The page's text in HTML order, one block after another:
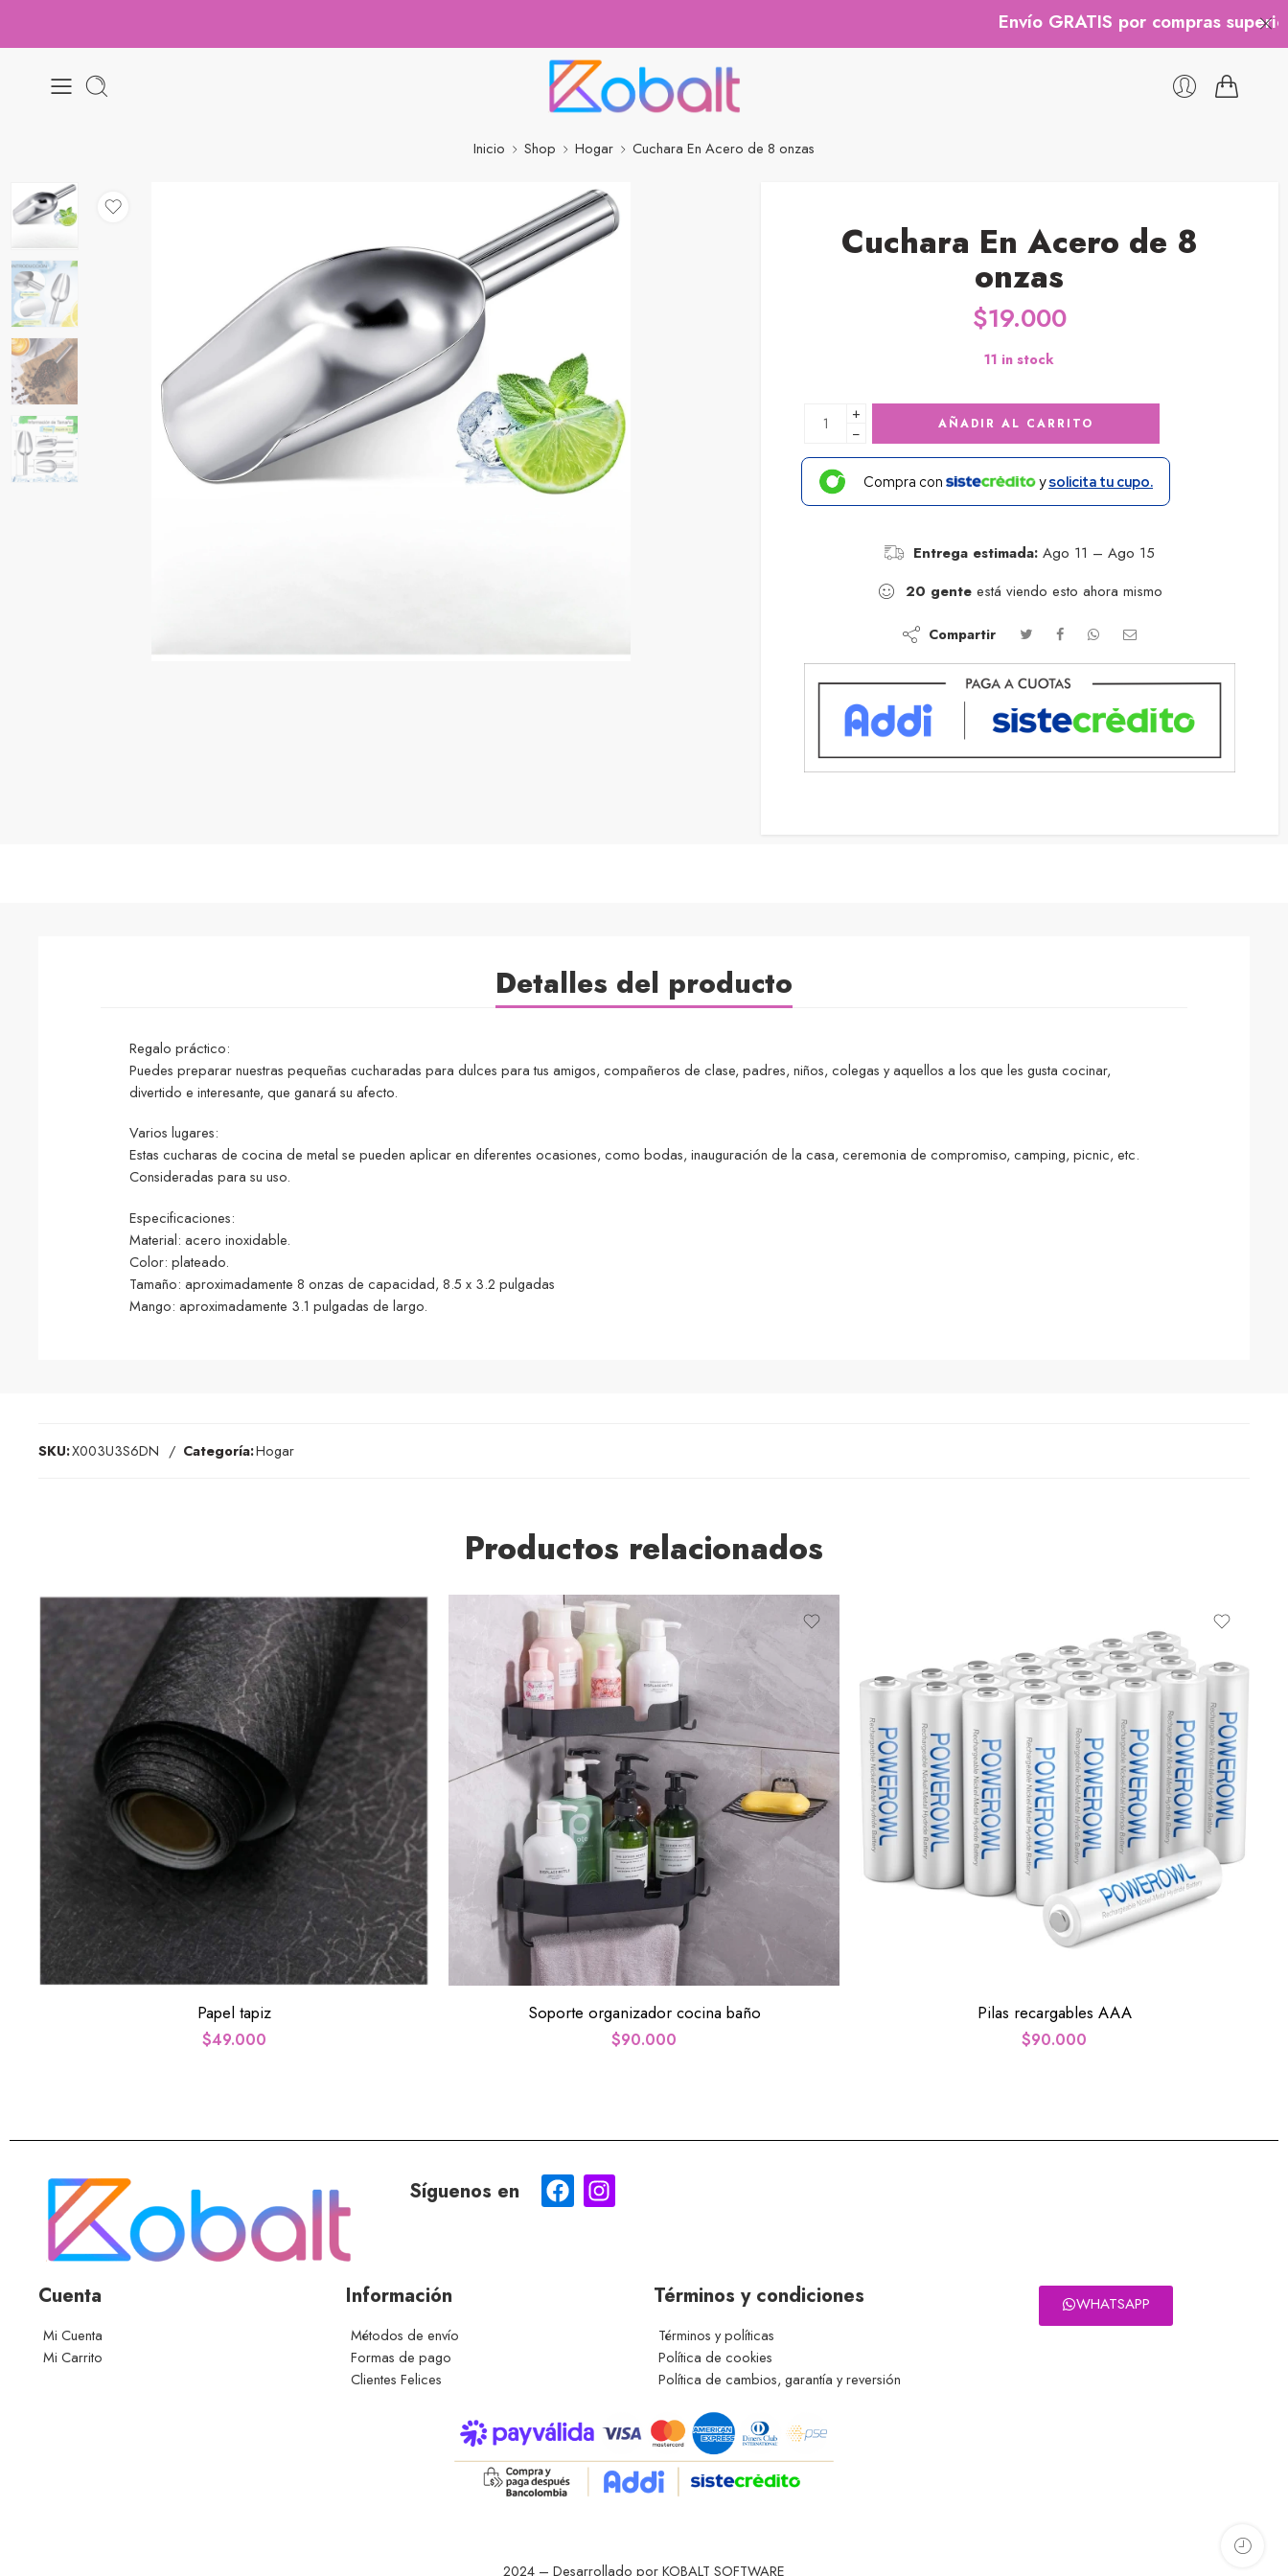
Envío GRATIS por compras superiores
Inicio Shop Hogar Cuchara En Acero de 8 onzas
Cuchara En Acero de 8
onzas
$19.000
11 in stock
+
−
AÑADIR AL CARRITO
Compra con ysolicita tu cupo.
Entrega estimada:Ago 11 – Ago 15
20 genteestá viendo esto ahora mismo
Compartir
Detalles del producto
Regalo práctico:
Puedes preparar nuestras pequeñas cucharadas para dulces para tus amigos, compañeros de clase, padres, niños, colegas y aquellos a los que les gusta cocinar,
divertido e interesante, que ganará su afecto.
Varios lugares:
Estas cucharas de cocina de metal se pueden aplicar en diferentes ocasiones, como bodas, inauguración de la casa, ceremonia de compromiso, camping, picnic, etc.
Consideradas para su uso.
Especificaciones:
Material: acero inoxidable.
Color: plateado.
Tamaño: aproximadamente 8 onzas de capacidad, 8.5 x 3.2 pulgadas
Mango: aproximadamente 3.1 pulgadas de largo.
SKU:X003U3S6DN Categoría:Hogar
Productos relacionados
Papel tapiz
$49.000
Soporte organizador cocina baño
$90.000
Pilas recargables AAA
$90.000
Síguenos en
Cuenta
Mi Cuenta
Mi Carrito
Información
Métodos de envío
Formas de pago
Clientes Felices
Términos y condiciones
Términos y políticas
Política de cookies
Política de cambios, garantía y reversión
WHATSAPP
2024 – Desarrollado por KOBALT SOFTWARE